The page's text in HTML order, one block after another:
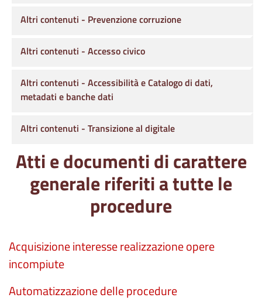
Atti e documenti di carattere
generale riferiti a tutte le
procedure
Acquisizione interesse realizzazione opere
incompiute
Automatizzazione delle procedure
Altri contenuti - Prevenzione corruzione
Altri contenuti - Accesso civico
Altri contenuti - Accessibilità e Catalogo di dati,
metadati e banche dati
Altri contenuti - Transizione al digitale